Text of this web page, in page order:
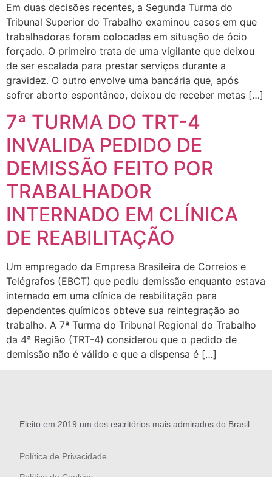
Em duas decisões recentes, a Segunda Turma do
Tribunal Superior do Trabalho examinou casos em que
trabalhadoras foram colocadas em situação de ócio
forçado. O primeiro trata de uma vigilante que deixou
de ser escalada para prestar serviços durante a
gravidez. O outro envolve uma bancária que, após
sofrer aborto espontâneo, deixou de receber metas […]
7ª TURMA DO TRT-4
INVALIDA PEDIDO DE
DEMISSÃO FEITO POR
TRABALHADOR
INTERNADO EM CLÍNICA
DE REABILITAÇÃO
Um empregado da Empresa Brasileira de Correios e
Telégrafos (EBCT) que pediu demissão enquanto estava
internado em uma clínica de reabilitação para
dependentes químicos obteve sua reintegração ao
trabalho. A 7ª Turma do Tribunal Regional do Trabalho
da 4ª Região (TRT-4) considerou que o pedido de
demissão não é válido e que a dispensa é […]
Eleito em 2019 um dos escritórios mais admirados do Brasil.
Política de Privacidade